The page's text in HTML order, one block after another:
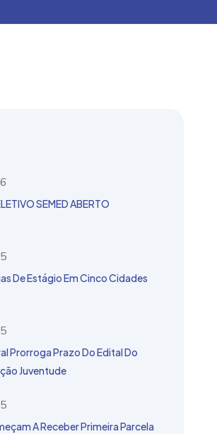
SEMED ABERTO
De Estágio Em Cinco Cidades
Prorroga Prazo Do Edital Do
Juventude
A Receber Primeira Parcela